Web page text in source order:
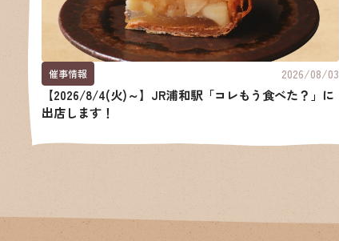
催事情報 2026/08/03
【2026/8/4(火)～】JR浦和駅「コレもう食べた？」に
出店します！